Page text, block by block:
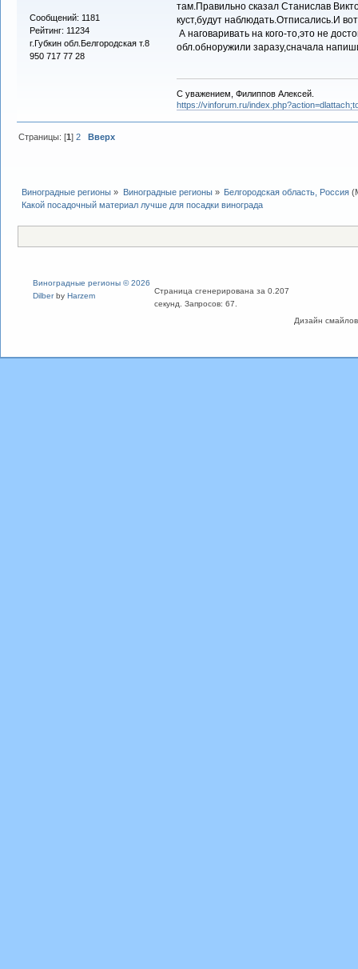
Сообщений: 1181
Рейтинг: 11234
г.Губкин обл.Белгородская т.8
950 717 77 28
там.Правильно сказал Станислав
куст,будут наблюдать.Отписались.И
А наговаривать на кого-то,это не
обл.обноружили заразу,сначала
С уважением, Филиппов Алексей.
https://vinforum.ru/
Страницы: [1]2 Вверх
Виноградные регионы » Виноградные регионы» Белгородская область, Россия
Какой посадочный материал лучше для посадки винограда
Дизайн
Виноградные регионы © 2026
Dilberby Harzem
Страница сгенерирована за 0.207
секунд. Запросов: 67.